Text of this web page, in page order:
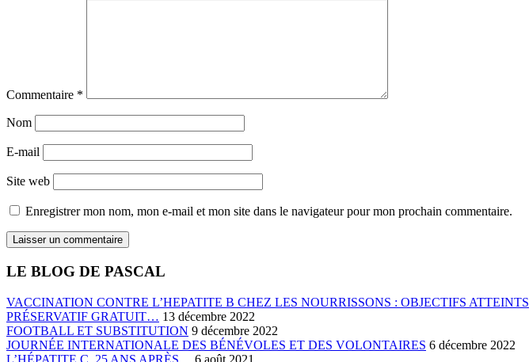
Commentaire *
Nom
E-mail
Site web
Enregistrer mon nom, mon e-mail et mon site dans le navigateur pour mon prochain commentaire.
LE BLOG DE PASCAL
VACCINATION CONTRE L’HEPATITE B CHEZ LES NOURRISSONS : OBJECTIFS ATTEINTS
PRÉSERVATIF GRATUIT… 13 décembre 2022
FOOTBALL ET SUBSTITUTION 9 décembre 2022
JOURNÉE INTERNATIONALE DES BÉNÉVOLES ET DES VOLONTAIRES 6 décembre 2022
L’HÉPATITE C, 25 ANS APRÈS…
6 août 2021